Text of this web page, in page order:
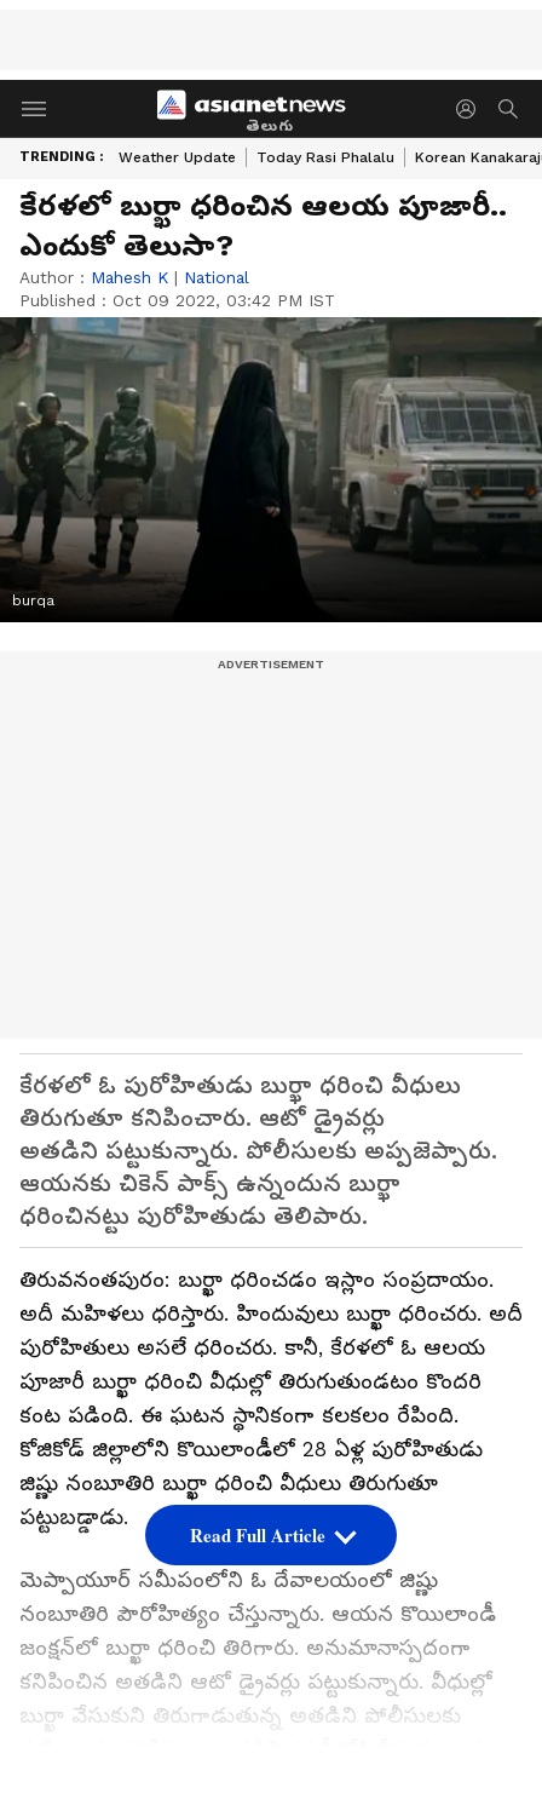
తెలుగు
TRENDING : Weather Update Today Rasi Phalalu Korean
కేరళలో బుర్ఖా ధరించిన ఆలయ పూజారీ..
ఎందుకో తెలుసా?
Author : Mahesh K | National
Published : Oct 09 2022, 03:42 PM IST
burqa
కేరళలో ఓ పురోహితుడు బుర్ఖా ధరించి వీధులు
తిరుగుతూ కనిపించారు. ఆటో డ్రైవర్లు
అతడిని పట్టుకున్నారు. పోలీసులకు అప్పజెప్పారు.
ఆయనకు చికెన్ పాక్స్ ఉన్నందున బుర్ఖా
ధరించినట్టు పురోహితుడు తెలిపారు.
తిరువనంతపురం: బుర్ఖా ధరించడం ఇస్లాం సంప్రదాయం.
అదీ మహిళలు ధరిస్తారు. హిందువులు బుర్ఖా ధరించరు. అదీ
పురోహితులు అసలే ధరించరు. కానీ, కేరళలో ఓ ఆలయ
పూజారీ బుర్ఖా ధరించి వీధుల్లో తిరుగుతుండటం కొందరి
కంట పడింది. ఈ ఘటన స్థానికంగా కలకలం రేపింది.
కోజికోడ్ జిల్లాలోని కొయిలాండీలో 28 ఏళ్ల పురోహితుడు
జిష్ణు నంబూతిరి బుర్ఖా ధరించి వీధులు తిరుగుతూ
పట్టుబడ్డాడు.
మెప్పాయూర్ సమీపంలోని ఓ దేవాలయంలో జిష్ణు
నంబూతిరి పౌరోహిత్యం చేస్తున్నారు. ఆయన కొయిలాండీ
జంక్షన్‌లో బుర్ఖా ధరించి తిరిగారు. అనుమానాస్పదంగా
కనిపించిన అతడిని ఆటో డ్రైవర్లు పట్టుకున్నారు. వీధుల్లో
బుర్ఖా వేసుకుని తిరుగాడుతున్న అతడిని పోలీసులకు
Read Full Article